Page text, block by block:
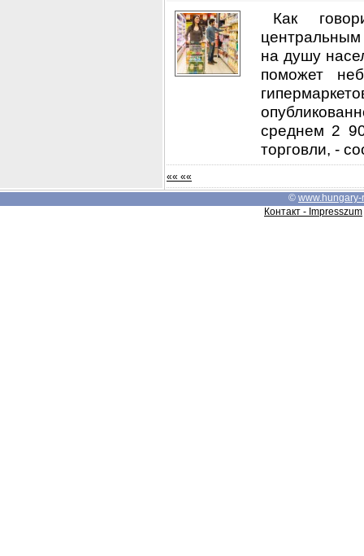
Как
центральным
на душу
поможет
среднем 2
торговли, -
«« ««
© www.hungary-
Контакт - Impresszum